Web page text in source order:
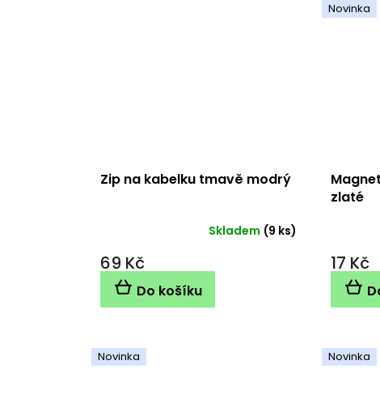
Zip na kabelku tmavě modrý
Skladem (9 ks)
69 Kč
Do košíku
Novinka
zlaté
17 Kč
Novinka Novinka